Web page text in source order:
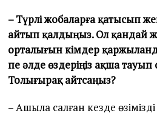
– Түрлі жобаларға қатысып
айтып қалдыңыз. Ол қандай
орталығын кімдер
пе әлде өздеріңіз ақша
Толығырақ айтсаңыз?
– Ашыла салған кезде өзімізді